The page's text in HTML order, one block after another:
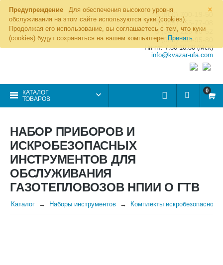
×
Предупреждение
Для обеспечения высокого уровня
обслуживания на этом сайте используются куки (cookies).
Продолжая его использование, вы соглашаетесь с тем, что куки
(cookies) будут сохраняться на вашем компьютере: Принять
8 (800) 700-19-50
8 (495) 255-77-08
8 (347) 225-00-52
8 (986) 963-95-80
Пн-пт: 7.00-16.00 (Мск)
info@kvazar-ufa.com
КАТАЛОГ
ТОВАРОВ
0
НАБОР ПРИБОРОВ И
ИСКРОБЕЗОПАСНЫХ
ИНСТРУМЕНТОВ ДЛЯ
ОБСЛУЖИВАНИЯ
ГАЗОТЕПЛОВОЗОВ НПИИ О ГТВ
Каталог Наборы инструментов Комплекты искробезопасного